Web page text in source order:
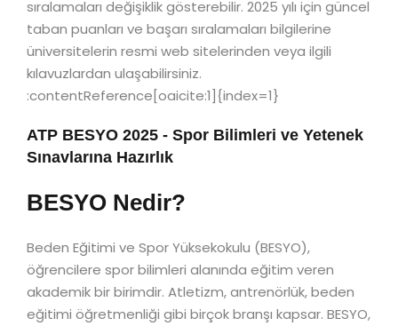
sıralamaları değişiklik gösterebilir. 2025 yılı için güncel
taban puanları ve başarı sıralamaları bilgilerine
üniversitelerin resmi web sitelerinden veya ilgili
kılavuzlardan ulaşabilirsiniz.
:contentReference[oaicite:1]{index=1}
ATP BESYO 2025 - Spor Bilimleri ve Yetenek
Sınavlarına Hazırlık
BESYO Nedir?
Beden Eğitimi ve Spor Yüksekokulu (BESYO),
öğrencilere spor bilimleri alanında eğitim veren
akademik bir birimdir. Atletizm, antrenörlük, beden
eğitimi öğretmenliği gibi birçok branşı kapsar. BESYO,